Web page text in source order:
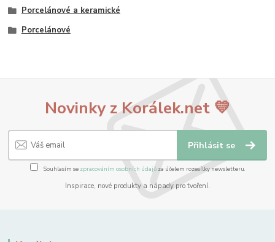
Porcelánové a keramické
Porcelánové
Novinky z Korálek.net 💛
Přihlásit se
Souhlasím se zpracováním osobních údajůza účelem rozesílky newsletteru.
Inspirace, nové produkty a nápady pro tvoření.